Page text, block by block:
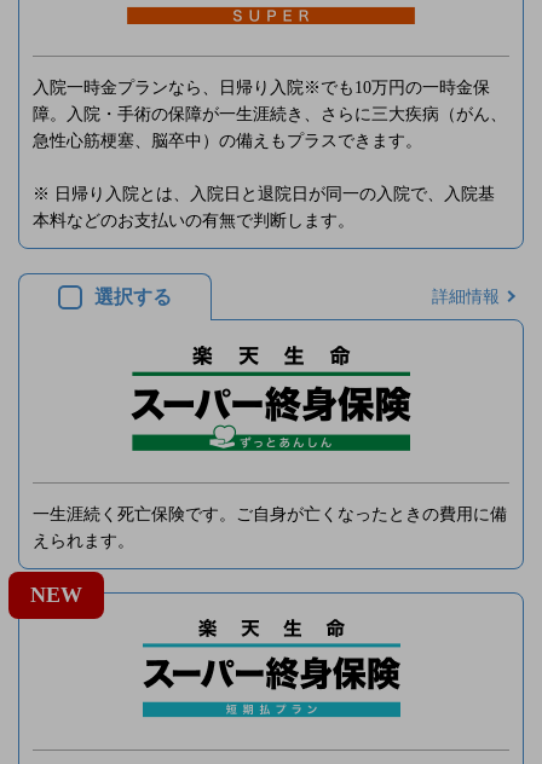
入院一時金プランなら、日帰り入院※でも10万円の一時金保
障。入院・手術の保障が一生涯続き、さらに三大疾病（がん、
急性心筋梗塞、脳卒中）の備えもプラスできます。
※ 日帰り入院とは、入院日と退院日が同一の入院で、入院基
本料などのお支払いの有無で判断します。
選択する 詳細情報
一生涯続く死亡保険です。ご自身が亡くなったときの費用に備
えられます。
NEW